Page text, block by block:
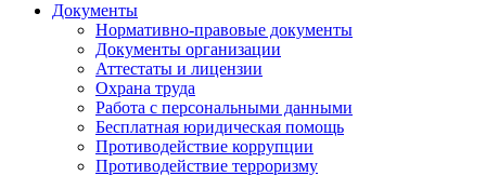
Документы
Нормативно-правовые документы
Документы организации
Аттестаты и лицензии
Охрана труда
Работа с персональными данными
Бесплатная юридическая помощь
Противодействие коррупции
Противодействие терроризму